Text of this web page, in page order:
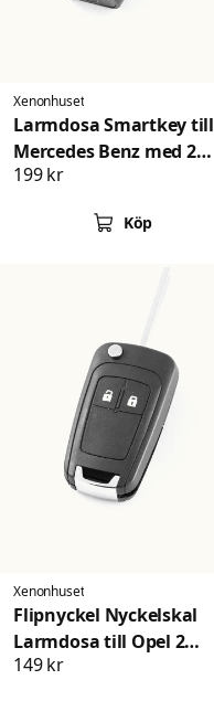
Xenonhuset
Larmdosa Smartkey till
Mercedes Benz med 2
knappar
199 kr
Köp
Xenonhuset
Flipnyckel Nyckelskal
Larmdosa till Opel 2
knappar
149 kr